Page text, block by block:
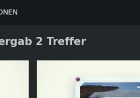
2 Treffer